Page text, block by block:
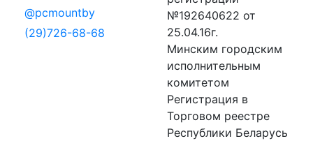
@pcmountby
(29)726-68-68
№192640622 от
25.04.16г.
Минским городским
исполнительным
комитетом
Регистрация в
Торговом реестре
Республики Беларусь